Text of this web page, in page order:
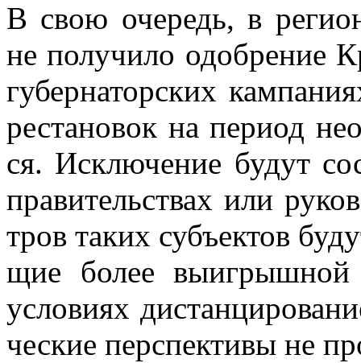
В свою оче­редь, в
не по­лу­чи­ло одоб­ре­ние
гу­бер­на­тор­ских
ре­ста­но­вок на пе­ри­од
ся. Ис­клю­че­ние бу­дут
пра­ви­тель­ствах или
тров та­ких субъ­ек­тов
щие бо­лее вы­иг­рыш­ной
усло­ви­ях
че­ские пер­спек­ти­вы не